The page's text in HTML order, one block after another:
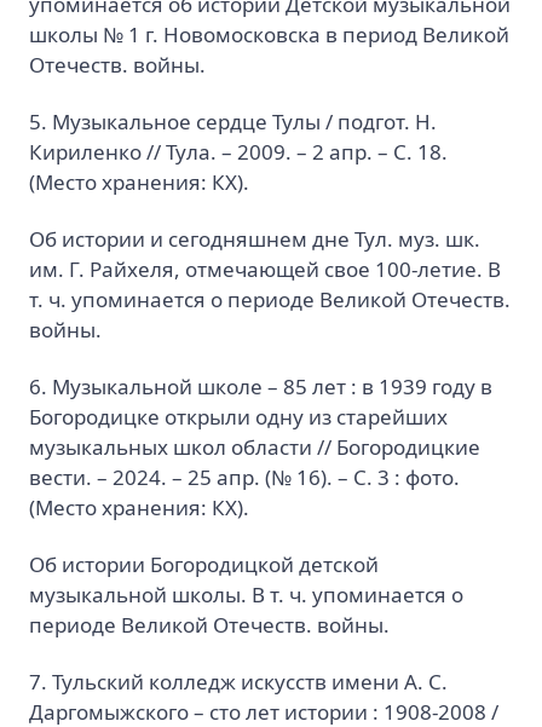
школы № 1 г. Новомосковска в период Великой
Отечеств. войны.
5. Музыкальное сердце Тулы / подгот. Н.
Кириленко // Тула. – 2009. – 2 апр. – С. 18.
(Место хранения: КХ).
Об истории и сегодняшнем дне Тул. муз. шк.
им. Г. Райхеля, отмечающей свое 100-летие. В
т. ч. упоминается о периоде Великой Отечеств.
войны.
6. Музыкальной школе – 85 лет : в 1939 году в
Богородицке открыли одну из старейших
музыкальных школ области // Богородицкие
вести. – 2024. – 25 апр. (№ 16). – С. 3 : фото.
(Место хранения: КХ).
Об истории Богородицкой детской
музыкальной школы. В т. ч. упоминается о
периоде Великой Отечеств. войны.
7. Тульский колледж искусств имени А. С.
Даргомыжского – сто лет истории : 1908-2008 /